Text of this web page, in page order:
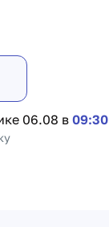
06.08 в 09:30